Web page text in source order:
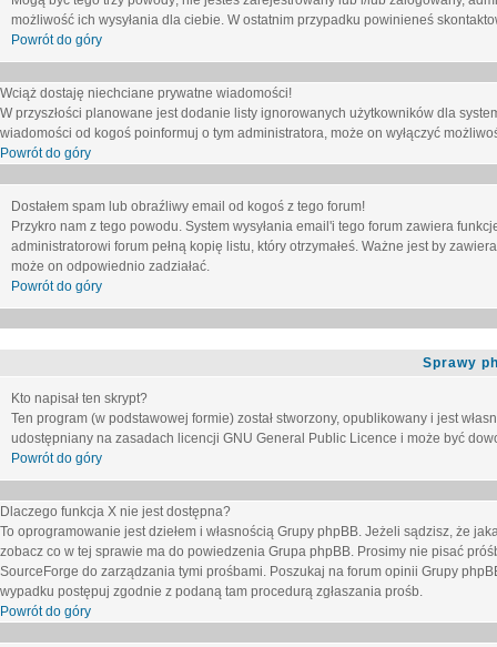
możliwość ich wysyłania dla ciebie. W ostatnim przypadku powinieneś
Powrót do góry
Wciąż dostaję niechciane prywatne wiadomości!
W przyszłości planowane jest dodanie listy ignorowanych użytkowników dla
wiadomości od kogoś poinformuj o tym administratora, może on wyłączyć
Powrót do góry
Dostałem spam lub obraźliwy email od kogoś z tego forum!
Przykro nam z tego powodu. System wysyłania email'i tego forum zawiera
administratorowi forum pełną kopię listu, który otrzymałeś. Ważne jest by
może on odpowiednio zadziałać.
Powrót do góry
Sprawy
Kto napisał ten skrypt?
Ten program (w podstawowej formie) został stworzony, opublikowany i jest
udostępniany na zasadach licencji GNU General Public Licence i może być
Powrót do góry
Dlaczego funkcja X nie jest dostępna?
To oprogramowanie jest dziełem i własnością Grupy phpBB. Jeżeli sądzisz, że
zobacz co w tej sprawie ma do powiedzenia Grupa phpBB. Prosimy nie pisać
SourceForge do zarządzania tymi prośbami. Poszukaj na forum opinii Grupy
wypadku postępuj zgodnie z podaną tam procedurą zgłaszania prośb.
Powrót do góry